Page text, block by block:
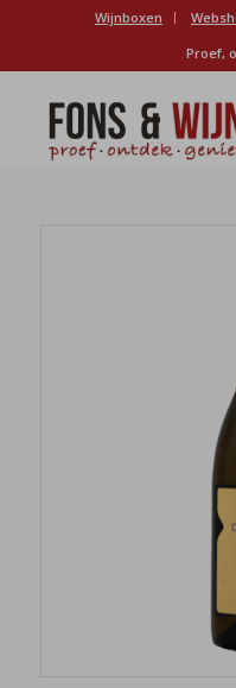
Wijnboxen
Proef,